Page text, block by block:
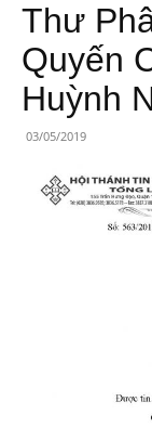
Thư
Quyến
Huỳnh
03/05/2019